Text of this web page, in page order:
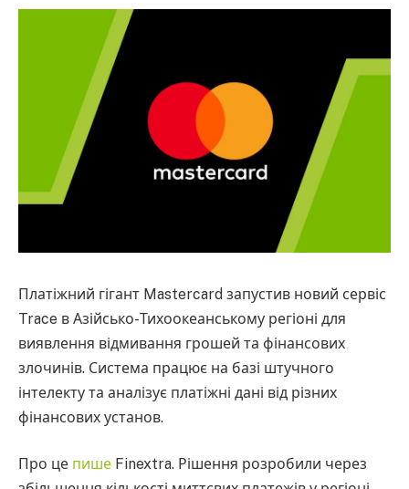
Платіжний гігант Mastercard запустив новий сервіс
Trace в Азійсько-Тихоокеанському регіоні для
виявлення відмивання грошей та фінансових
злочинів. Система працює на базі штучного
інтелекту та аналізує платіжні дані від різних
фінансових установ.
Про це пише Finextra. Рішення розробили через